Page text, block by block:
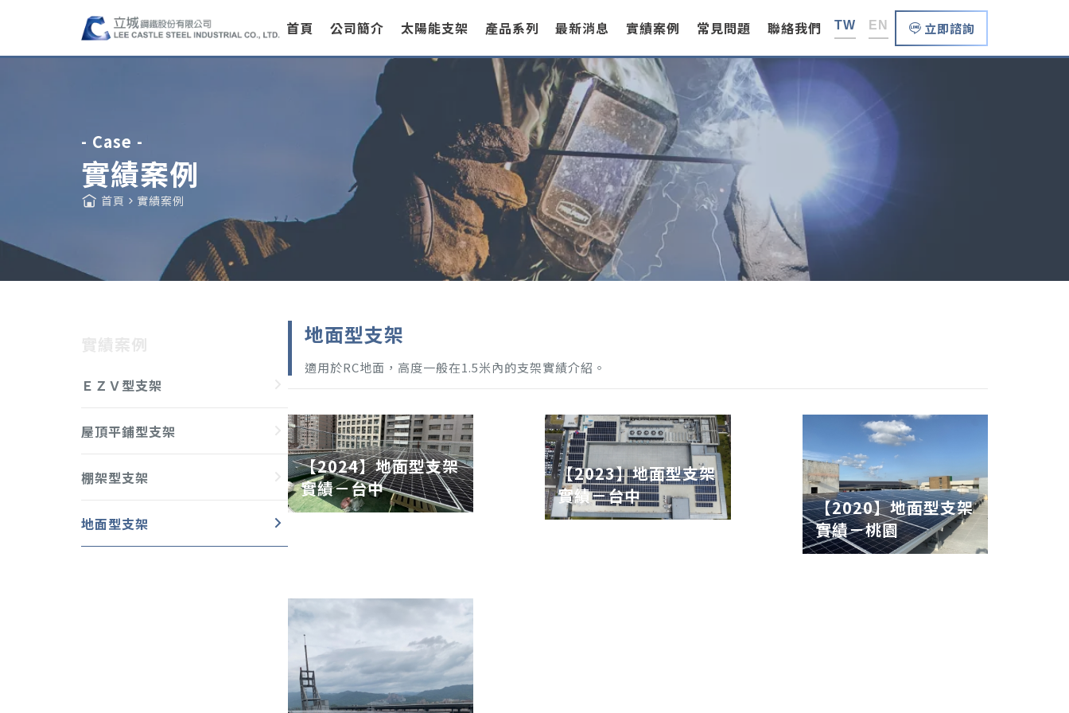
首頁 公司簡介 太陽能支架 產品系列 最新消息 實績案例 常見問題 聯絡我們 TW EN 立即諮詢
- Case -
實績案例
首頁 實績案例
ＥＺＶ型支架
屋頂平鋪型支架
棚架型支架
地面型支架
地面型支架
適用於RC地面，高度一般在1.5米內的支架實績介紹。
【2024】地面型支架
實績－台中
【2023】地面型支架
實績－台中
【2020】地面型支架
實績－桃園